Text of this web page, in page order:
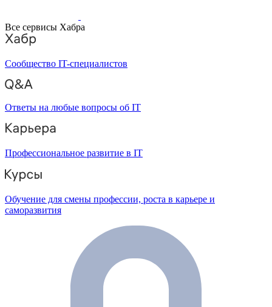
Все сервисы Хабра
Сообщество IT-специалистов
Ответы на любые вопросы об IT
Профессиональное развитие в IT
Обучение для смены профессии, роста в карьере и
саморазвития